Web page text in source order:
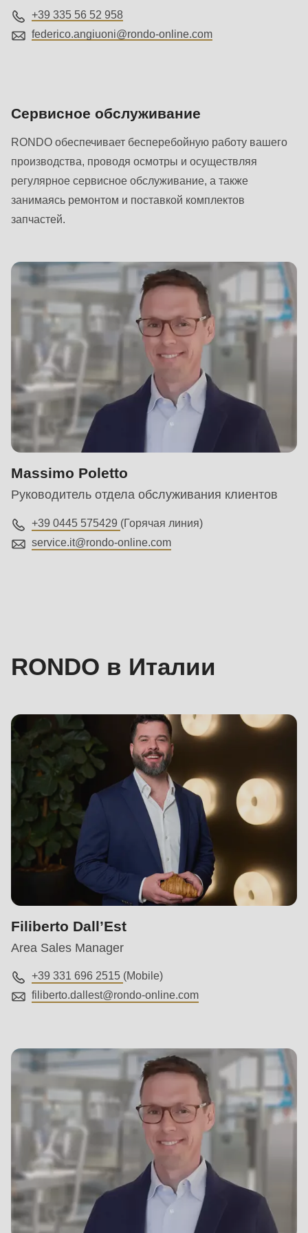
+39 335 56 52 958
federico.angiuoni@rondo-online.com
Сервисное обслуживание
RONDO обеспечивает бесперебойную работу вашего
производства, проводя осмотры и осуществляя
регулярное сервисное обслуживание, а также
занимаясь ремонтом и поставкой комплектов
запчастей.
Massimo Poletto
Руководитель отдела обслуживания клиентов
+39 0445 575429 (Горячая линия)
service.it@rondo-online.com
RONDO в Италии
Filiberto Dall’Est
Area Sales Manager
+39 331 696 2515 (Mobile)
filiberto.dallest@rondo-online.com